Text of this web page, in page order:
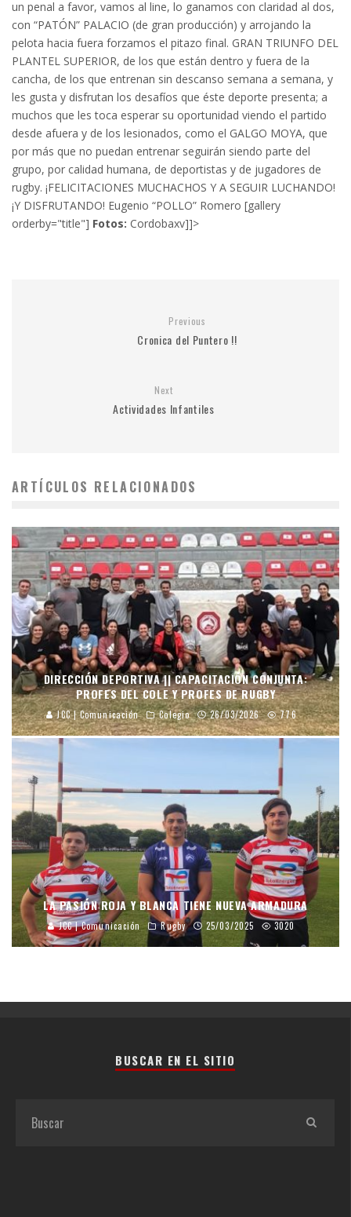
un penal a favor, vamos al line, lo ganamos con claridad al dos,
con “PATÓN” PALACIO (de gran producción) y arrojando la
pelota hacia fuera forzamos el pitazo final. GRAN TRIUNFO DEL
PLANTEL SUPERIOR, de los que están dentro y fuera de la
cancha, de los que entrenan sin descanso semana a semana, y
les gusta y disfrutan los desafíos que éste deporte presenta; a
muchos que les toca esperar su oportunidad viendo el partido
desde afuera y de los lesionados, como el GALGO MOYA, que
por más que no puedan entrenar seguirán siendo parte del
grupo, por calidad humana, de deportistas y de jugadores de
rugby. ¡FELICITACIONES MUCHACHOS Y A SEGUIR LUCHANDO!
¡Y DISFRUTANDO! Eugenio “POLLO” Romero [gallery
orderby="title"] Fotos: Cordobaxv]]>
Previous
Cronica del Puntero !!
Next
Actividades Infantiles
ARTÍCULOS RELACIONADOS
DIRECCIÓN DEPORTIVA || CAPACITACIÓN CONJUNTA:
PROFES DEL COLE Y PROFES DE RUGBY
JCC | Comunicación Colegio 26/03/2026 776
LA PASIÓN ROJA Y BLANCA TIENE NUEVA ARMADURA
JCC | Comunicación Rugby 25/03/2025 3020
BUSCAR EN EL SITIO